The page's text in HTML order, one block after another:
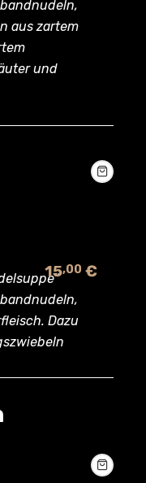
aus zartem
und
Dazu
15,00 €